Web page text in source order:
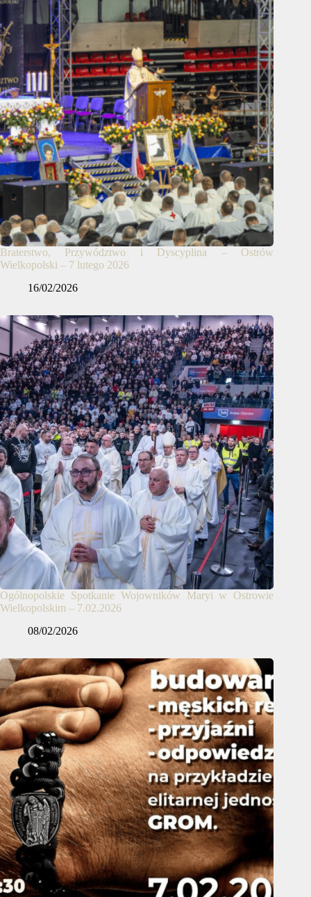
Braterstwo, Przywództwo i Dyscyplina – Ostrów
Wielkopolski – 7 lutego 2026
16/02/2026
Ogólnopolskie Spotkanie Wojowników Maryi w Ostrowie
Wielkopolskim – 7.02.2026
08/02/2026